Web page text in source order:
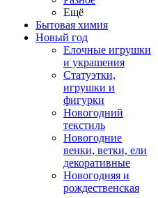
Ещё
Бытовая химия
Новый год
Елочные игрушки
и украшения
Статуэтки,
игрушки и
фигурки
Новогодний
текстиль
Новогодние
венки, ветки, ели
декоративные
Новогодняя и
рождественская